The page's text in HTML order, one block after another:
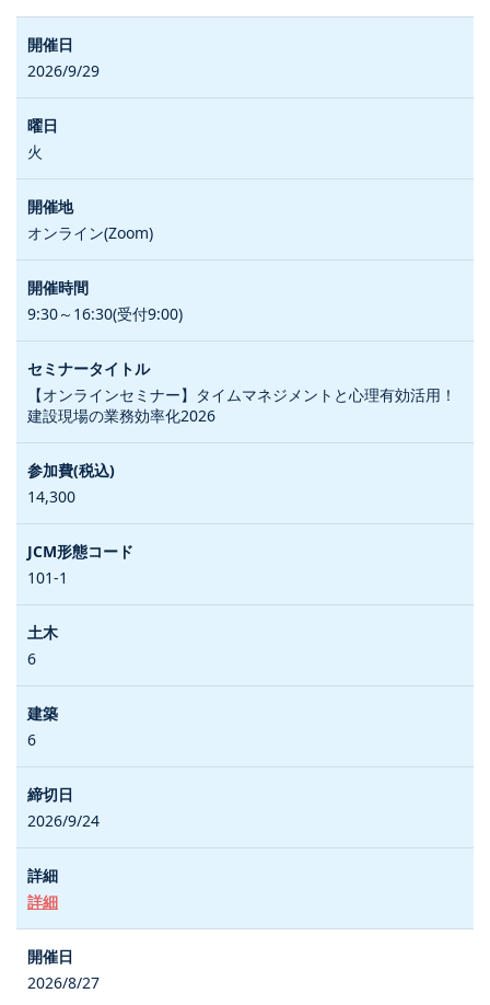
2026/9/29
火
オンライン(Zoom)
9:30～16:30(受付9:00)
【オンラインセミナー】タイムマネジメントと心理有効活用！
建設現場の業務効率化2026
14,300
101-1
6
6
2026/9/24
詳細
2026/8/27